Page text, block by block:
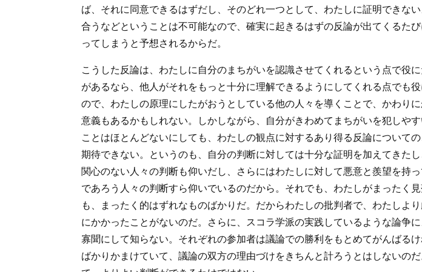
ば、それに同意できるはずだし、そのどれ一つとして、わたしに証明できな
合うなどということは不可能なので、確実に起きるはずの反論が出てくるた
ってしまうと予想されるからだ。
こうした反論は、わたしに自分のまちがいを認識させてくれるという点で役
があるなら、他人がそれをもっと十分に理解できるようにしてくれる点でも
ので、わたしの原理にしたがおうとしている他の人々を導くことで、かわり
意義もあるかもしれない。しかしながら、自分がきわめてまちがいを犯しや
ことはほとんどないにしても、わたしの観点に対するあり得る反論について
期待できない。というのも、自分の判断に対しては十分な証明を加えてきた
関心のない人々の判断も仰いだし、さらにはわたしに対して悪意と羨望を持
であろう人々の判断すら仰いでいるのだから。それでも、わたしがまったく
も、まったく的はずれなものばかりだ。だからわたしの批判者で、わたしよ
にかかったことがないのだ。さらに、スコラ学派の実践しているような論争
寡聞にして知らない。それぞれの参加者は議論での勝利をもとめてがんばる
ばかりかまけていて、議論の双方の理由づけをきちんと計ろうとはしないの